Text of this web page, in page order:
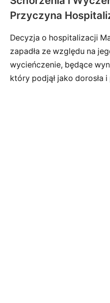
Przyczyna
Decyzja o hospitalizacji
zapadła ze względu na
wycieńczenie, będące
który podjął jako dorosła